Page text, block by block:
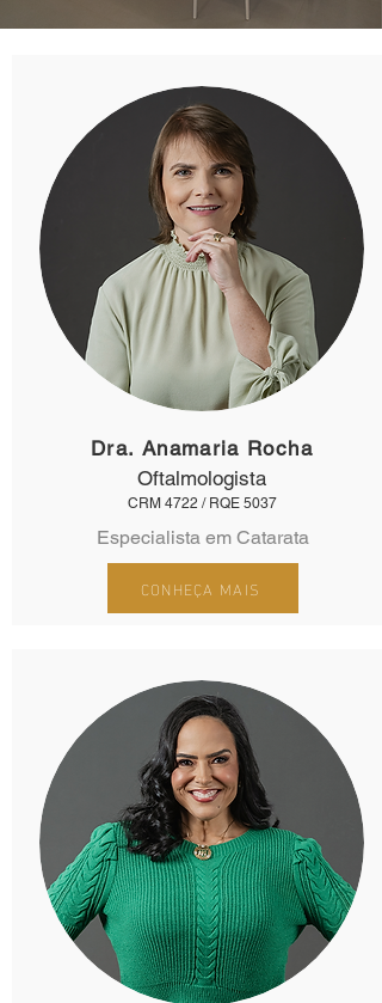
Dra. Anamaria Rocha
Oftalmologista
CRM 4722 / RQE 5037
Especialista em Catarata
CONHEÇA MAIS